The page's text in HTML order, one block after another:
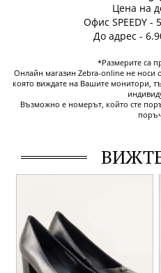
Цена на
Офис SPEEDY -
До адрес -
*Размерите са
Онлайн магазин Zebra-online не носи
която виждате на Вашите монитори,
Възможно е номерът, който сте